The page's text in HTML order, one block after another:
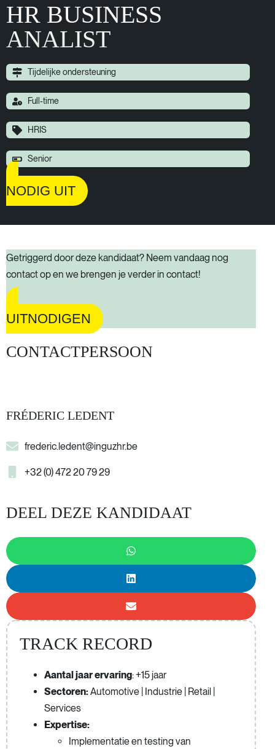
HR BUSINESS
ANALIST
Tijdelijke ondersteuning
Full-time
HRIS
Senior
NODIG UIT
Getriggerd door deze kandidaat? Neem vandaag nog
contact op en we brengen je verder in contact!
UITNODIGEN
CONTACTPERSOON
FRÉDERIC LEDENT
frederic.ledent@inguzhr.be
+32 (0) 472 20 79 29
DEEL DEZE KANDIDAAT
TRACK RECORD
Aantal jaar ervaring: +15 jaar
Sectoren:Automotive | Industrie | Retail |
Services
Expertise:
Implementatie en testing van